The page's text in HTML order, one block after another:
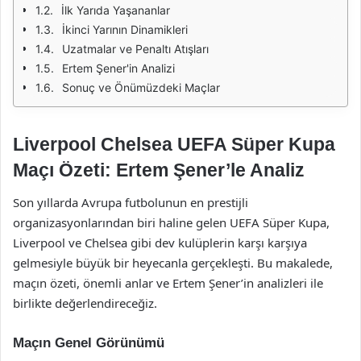
İlk Yarıda Yaşananlar
İkinci Yarının Dinamikleri
Uzatmalar ve Penaltı Atışları
Ertem Şener'in Analizi
Sonuç ve Önümüzdeki Maçlar
Liverpool Chelsea UEFA Süper Kupa
Maçı Özeti: Ertem Şener’le Analiz
Son yıllarda Avrupa futbolunun en prestijli
organizasyonlarından biri haline gelen UEFA Süper Kupa,
Liverpool ve Chelsea gibi dev kulüplerin karşı karşıya
gelmesiyle büyük bir heyecanla gerçekleşti. Bu makalede,
maçın özeti, önemli anlar ve Ertem Şener’in analizleri ile
birlikte değerlendireceğiz.
Maçın Genel Görünümü